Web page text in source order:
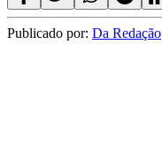
Publicado por: Da Redação